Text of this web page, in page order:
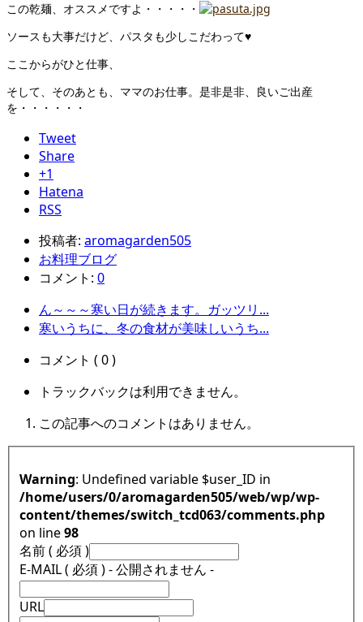
この乾麺、オススメですよ・・・・・
ソースも大事だけど、パスタも少しこだわって♥
ここからがひと仕事、
そして、そのあとも、ママのお仕事。是非是非、良いご出産
を・・・・・・
Tweet
Share
+1
Hatena
RSS
投稿者: aromagarden505
お料理ブログ
コメント: 0
ん～～～寒い日が続きます。ガッツリ...
寒いうちに、冬の食材が美味しいうち...
コメント ( 0 )
トラックバックは利用できません。
この記事へのコメントはありません。
Warning : Undefined variable $user_ID in
/home/users/0/aromagarden505/web/wp/wp-
content/themes/switch_tcd063/comments.php
on line98
名前 ( 必須 )
E-MAIL ( 必須 ) - 公開されません -
URL